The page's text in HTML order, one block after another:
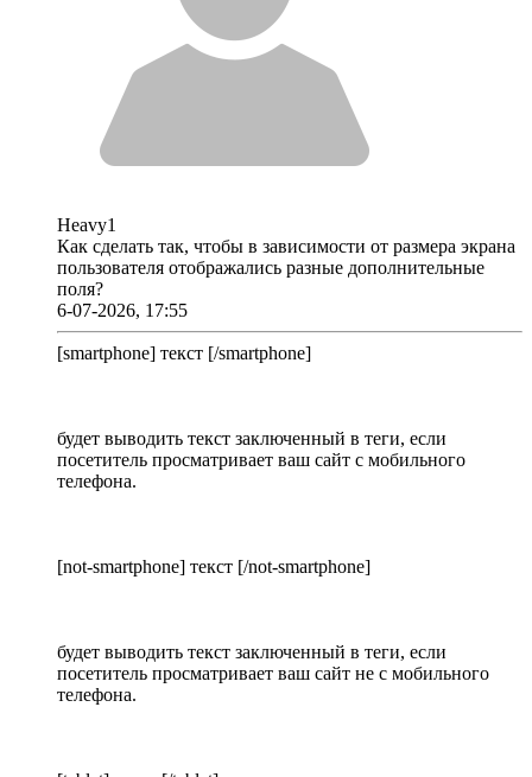
Heavy1
Как сделать так, чтобы в зависимости от размера экрана
пользователя отображались разные дополнительные
поля?
6-07-2026, 17:55
[smartphone] текст [/smartphone]
будет выводить текст заключенный в теги, если
посетитель просматривает ваш сайт с мобильного
телефона.
[not-smartphone] текст [/not-smartphone]
будет выводить текст заключенный в теги, если
посетитель просматривает ваш сайт не с мобильного
телефона.